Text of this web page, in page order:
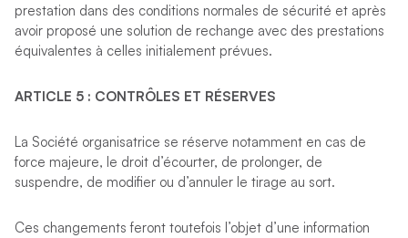
prestation dans des conditions normales de sécurité et après
avoir proposé une solution de rechange avec des prestations
équivalentes à celles initialement prévues.
ARTICLE 5 : CONTRÔLES ET RÉSERVES
La Société organisatrice se réserve notamment en cas de
force majeure, le droit d’écourter, de prolonger, de
suspendre, de modifier ou d’annuler le tirage au sort.
Ces changements feront toutefois l’objet d’une information